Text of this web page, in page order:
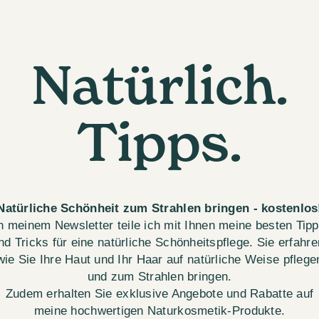
Natürlich.
Tipps.
Schönheit zum Strahlen bringen -
meinem Newsletter teile ich mit Ihnen meine besten
Tricks für eine natürliche Schönheitspflege. Sie
Sie Ihre Haut und Ihr Haar auf natürliche Weise
und zum Strahlen bringen.
Zudem erhalten Sie exklusive Angebote und Rabatte auf
meine hochwertigen Naturkosmetik-Produkte.